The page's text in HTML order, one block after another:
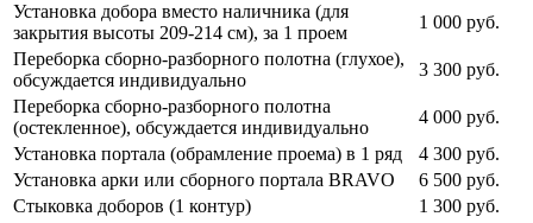
Установка добора вместо наличника (для
закрытия высоты 209-214 см), за 1 проем
1 000 руб.
Переборка сборно-разборного полотна (глухое),
обсуждается индивидуально
3 300 руб.
Переборка сборно-разборного полотна
(остекленное), обсуждается индивидуально
4 000 руб.
Установка портала (обрамление проема) в 1 ряд
4 300 руб.
Установка арки или сборного портала BRAVO
6 500 руб.
Стыковка доборов (1 контур)
1 300 руб.